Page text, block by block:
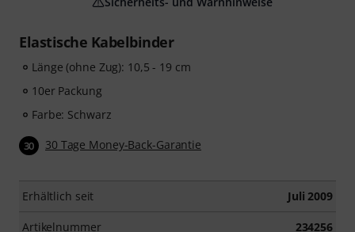
Elastische Kabelbinder
Länge (ohne Zug): 10,5 - 19 cm
10er Packung
Farbe: Schwarz
30 30 Tage Money-Back-Garantie
Erhältlich seit Juli 2009
Artikelnummer 234256